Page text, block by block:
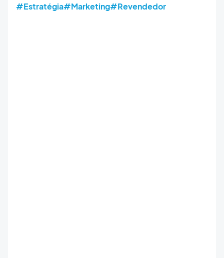
#Estratégia#Marketing#Revendedor